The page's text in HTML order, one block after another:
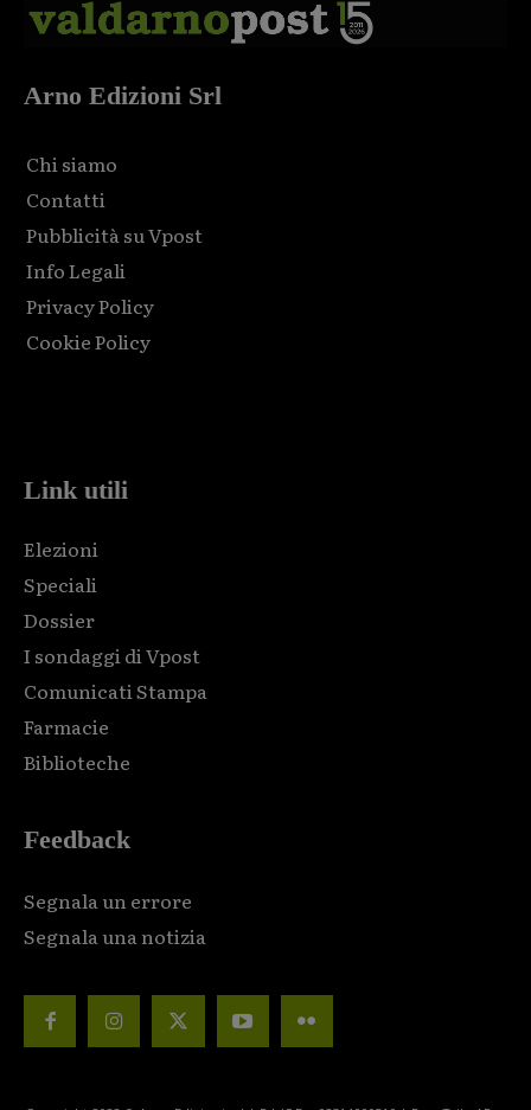
Arno Edizioni Srl
Chi siamo
Contatti
Pubblicità su Vpost
Info Legali
Privacy Policy
Cookie Policy
Link utili
Elezioni
Speciali
Dossier
I sondaggi di Vpost
Comunicati Stampa
Farmacie
Biblioteche
Feedback
Segnala un errore
Segnala una notizia